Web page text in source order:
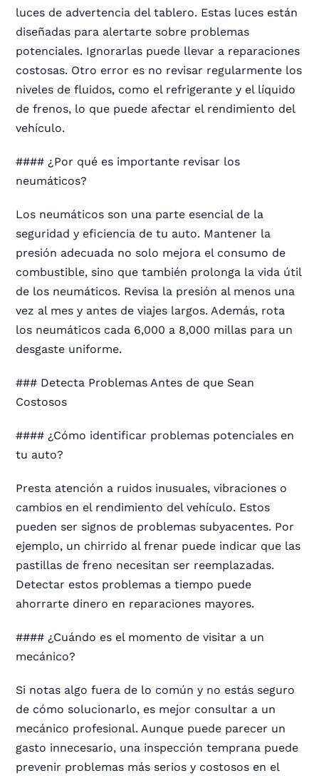
luces de advertencia del tablero. Estas luces están
diseñadas para alertarte sobre problemas
potenciales. Ignorarlas puede llevar a reparaciones
costosas. Otro error es no revisar regularmente los
niveles de fluidos, como el refrigerante y el líquido
de frenos, lo que puede afectar el rendimiento del
vehículo.
#### ¿Por qué es importante revisar los
neumáticos?
Los neumáticos son una parte esencial de la
seguridad y eficiencia de tu auto. Mantener la
presión adecuada no solo mejora el consumo de
combustible, sino que también prolonga la vida útil
de los neumáticos. Revisa la presión al menos una
vez al mes y antes de viajes largos. Además, rota
los neumáticos cada 6,000 a 8,000 millas para un
desgaste uniforme.
### Detecta Problemas Antes de que Sean
Costosos
#### ¿Cómo identificar problemas potenciales en
tu auto?
Presta atención a ruidos inusuales, vibraciones o
cambios en el rendimiento del vehículo. Estos
pueden ser signos de problemas subyacentes. Por
ejemplo, un chirrido al frenar puede indicar que las
pastillas de freno necesitan ser reemplazadas.
Detectar estos problemas a tiempo puede
ahorrarte dinero en reparaciones mayores.
#### ¿Cuándo es el momento de visitar a un
mecánico?
Si notas algo fuera de lo común y no estás seguro
de cómo solucionarlo, es mejor consultar a un
mecánico profesional. Aunque puede parecer un
gasto innecesario, una inspección temprana puede
prevenir problemas más serios y costosos en el